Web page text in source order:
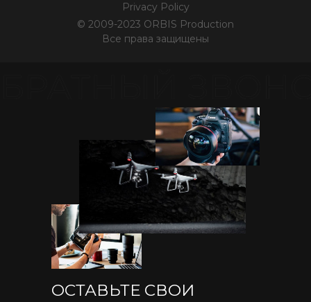
Privacy Policy
© 2009-2023 ORBIS Production
Все права защищены
ОСТАВЬТЕ СВОИ